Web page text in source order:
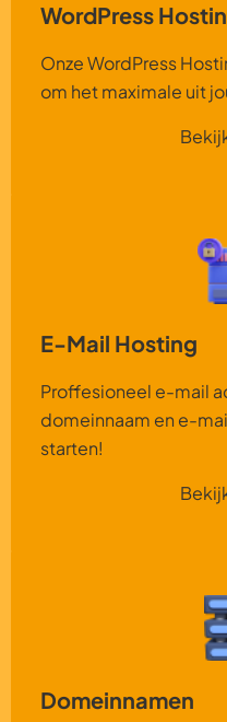
WordPress
Onze WordPress
om het maximale uit
E-Mail Hosting
Proffesioneel e-mail
domeinnaam en e-
starten!
Domeinnamen